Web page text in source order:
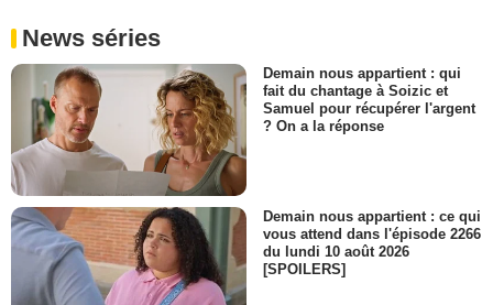
News séries
Demain nous appartient : qui
fait du chantage à Soizic et
Samuel pour récupérer l'argent
? On a la réponse
Demain nous appartient : ce qui
vous attend dans l'épisode 2266
du lundi 10 août 2026
[SPOILERS]